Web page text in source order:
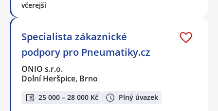
včerejší
Specialista zákaznické
podpory pro Pneumatiky.cz
ONIO s.r.o.
Dolní Heršpice, Brno
25 000 – 28 000 Kč Plný úvazek